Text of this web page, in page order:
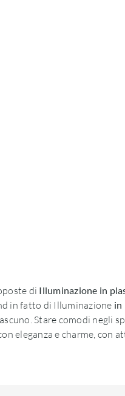
di Illuminazione in
in fatto di Illuminazione in
Stare comodi negli
eleganza e charme, con